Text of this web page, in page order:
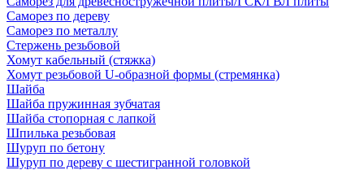
Саморез по дереву
Саморез по металлу
Стержень резьбовой
Хомут кабельный (стяжка)
Хомут резьбовой U-образной формы (стремянка)
Шайба
Шайба пружинная зубчатая
Шайба стопорная с лапкой
Шпилька резьбовая
Шуруп по бетону
Шуруп по дереву с шестигранной головкой